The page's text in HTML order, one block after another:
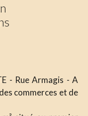
- Rue Armagis - A
commerces et de